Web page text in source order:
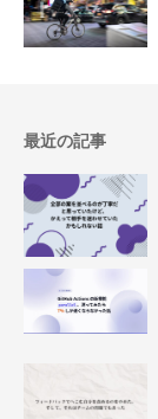
最近の記事